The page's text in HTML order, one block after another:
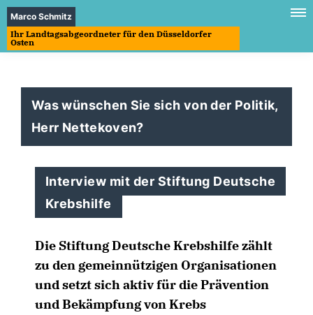
Marco Schmitz
Ihr Landtagsabgeordneter für den Düsseldorfer
Osten
Was wünschen Sie sich von der Politik,
Herr Nettekoven?
Interview mit der Stiftung Deutsche
Krebshilfe
Die Stiftung Deutsche Krebshilfe zählt
zu den gemeinnützigen Organisationen
und setzt sich aktiv für die Prävention
und Bekämpfung von Krebs